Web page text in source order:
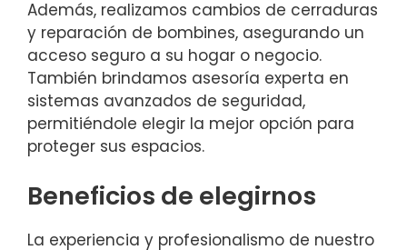
Además, realizamos cambios de cerraduras
y reparación de bombines, asegurando un
acceso seguro a su hogar o negocio.
También brindamos asesoría experta en
sistemas avanzados de seguridad,
permitiéndole elegir la mejor opción para
proteger sus espacios.
Beneficios de elegirnos
La experiencia y profesionalismo de nuestro